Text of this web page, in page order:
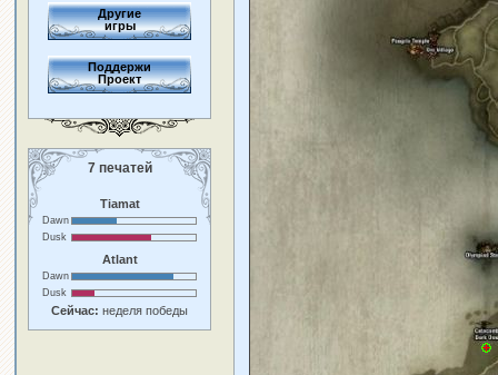
Другие
игры
Поддержи
Проект
7 печатей
Tiamat
Dawn
Dusk
Atlant
Dawn
Dusk
Сейчас: неделя победы